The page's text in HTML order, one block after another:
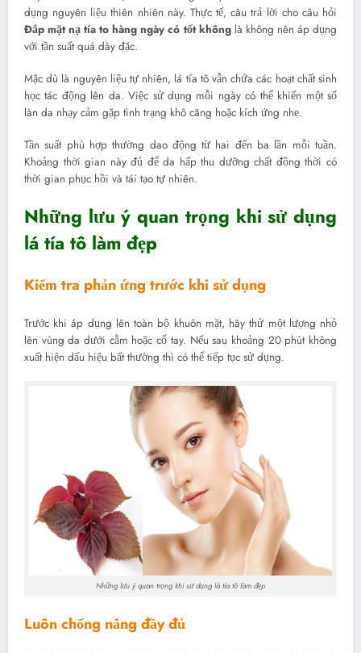
dụng nguyên liệu thiên nhiên này. Thực tế, câu trả lời cho câu hỏi
Đắp mặt nạ tía to hàng ngày có tốt khônglà không nên áp dụng
với tần suất quá dày đặc.
Mặc dù là nguyên liệu tự nhiên, lá tía tô vẫn chứa các hoạt chất sinh
học tác động lên da. Việc sử dụng mỗi ngày có thể khiến một số
làn da nhạy cảm gặp tình trạng khô căng hoặc kích ứng nhẹ.
Tần suất phù hợp thường dao động từ hai đến ba lần mỗi tuần.
Khoảng thời gian này đủ để da hấp thu dưỡng chất đồng thời có
thời gian phục hồi và tái tạo tự nhiên.
Những lưu ý quan trọng khi sử dụng
lá tía tô làm đẹp
Kiểm tra phản ứng trước khi sử dụng
Trước khi áp dụng lên toàn bộ khuôn mặt, hãy thử một lượng nhỏ
lên vùng da dưới cằm hoặc cổ tay. Nếu sau khoảng 20 phút không
xuất hiện dấu hiệu bất thường thì có thể tiếp tục sử dụng.
Những lưu ý quan trọng khi sử dụng lá tía tô làm đẹp
Luôn chống nắng đầy đủ